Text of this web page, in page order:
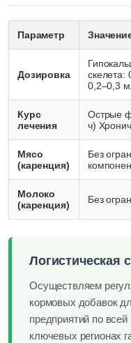
Параметр
Дозировка
скелета:
0,2–0,3
Курс
лечения
Острые
ч)
Мясо
(каренция)
Без
Молоко
(каренция)
Без
Логистическая
Осуществляем
кормовых добавок
предприятий по
ключевых регионах